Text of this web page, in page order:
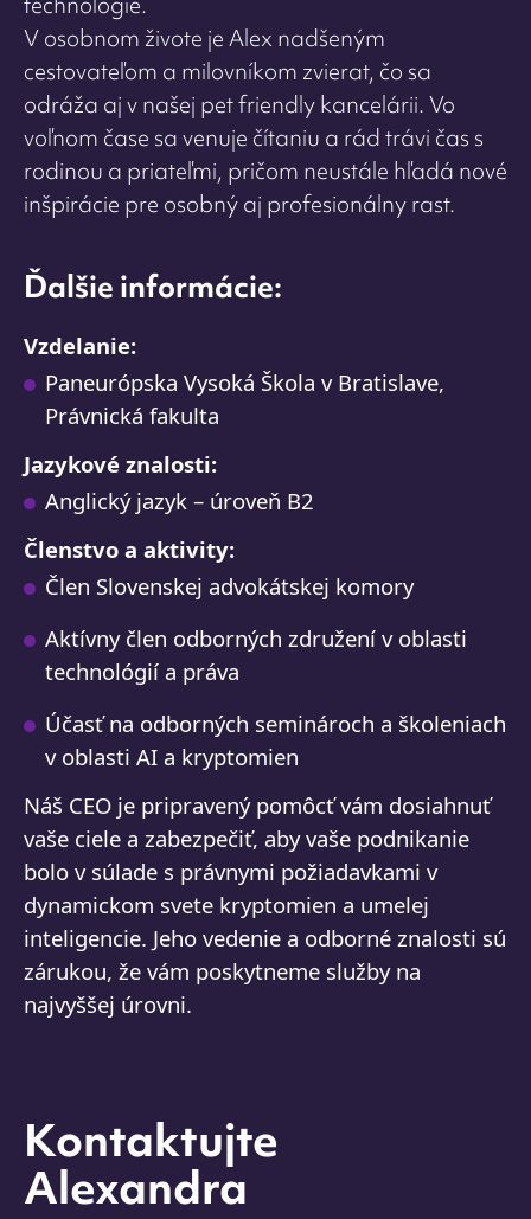
V osobnom živote je Alex nadšeným
cestovateľom a milovníkom zvierat, čo sa
odráža aj v našej pet friendly kancelárii. Vo
voľnom čase sa venuje čítaniu a rád trávi čas s
rodinou a priateľmi, pričom neustále hľadá nové
inšpirácie pre osobný aj profesionálny rast.
Ďalšie informácie:
Vzdelanie:
Paneurópska Vysoká Škola v Bratislave,
Právnická fakulta
Jazykové znalosti:
Anglický jazyk – úroveň B2
Členstvo a aktivity:
Člen Slovenskej advokátskej komory
Aktívny člen odborných združení v oblasti
technológií a práva
Účasť na odborných seminároch a školeniach
v oblasti AI a kryptomien
Náš CEO je pripravený pomôcť vám dosiahnuť
vaše ciele a zabezpečiť, aby vaše podnikanie
bolo v súlade s právnymi požiadavkami v
dynamickom svete kryptomien a umelej
inteligencie. Jeho vedenie a odborné znalosti sú
zárukou, že vám poskytneme služby na
najvyššej úrovni.
Kontaktujte
Alexandra